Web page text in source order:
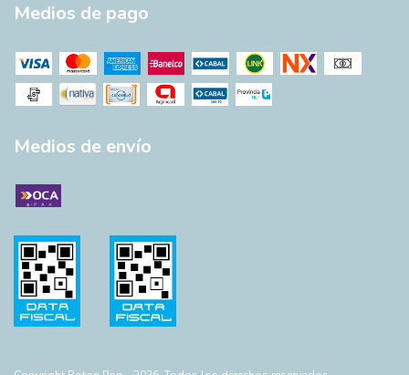
Medios de pago
Medios de envío